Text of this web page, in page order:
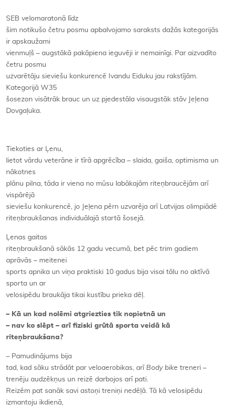
SEB velomaratonā līdz
šim notikušo četru posmu apbalvojamo saraksts dažās kategorijās
ir apskaužami
vienmuļš – augstākā pakāpiena ieguvēji ir nemainīgi. Par aizvadīto
četru posmu
uzvarētāju sieviešu konkurencē Ivandu Eiduku jau rakstījām.
Kategorijā W35
šosezon visātrāk brauc un uz pjedestāla visaugstāk stāv Jeļena
Dovgaļuka.
Tiekoties ar Ļenu,
lietot vārdu veterāne ir tīrā apgrēcība – slaida, gaiša, optimisma un
nākotnes
plānu pilna, tāda ir viena no mūsu labākajām riteņbraucējām arī
vispārējā
sieviešu konkurencē, jo Jeļena pērn uzvarēja arī Latvijas olimpiādē
riteņbraukšanas individuālajā startā šosejā.
Ļenas gaitas
riteņbraukšanā sākās 12 gadu vecumā, bet pēc trim gadiem
aprāvās – meitenei
sports apnika un viņa praktiski 10 gadus bija visai tālu no aktīvā
sporta un ar
velosipēdu braukāja tikai kustību prieka dēļ.
– Kā un kad nolēmi atgriezties tik nopietnā un
– nav ko slēpt – arī fiziski grūtā sporta veidā kā
riteņbraukšana?
– Pamudinājums bija
tad, kad sāku strādāt par veloaerobikas, arī Body bike treneri –
trenēju audzēkņus un reizē darbojos arī pati.
Reizēm pat sanāk savi astoņi treniņi nedēļā. Tā kā velosipēdu
izmantoju ikdienā,